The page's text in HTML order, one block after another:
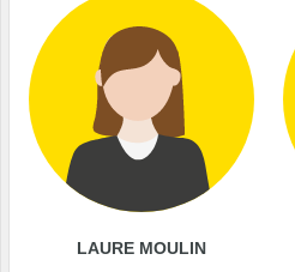
LAURE MOULIN